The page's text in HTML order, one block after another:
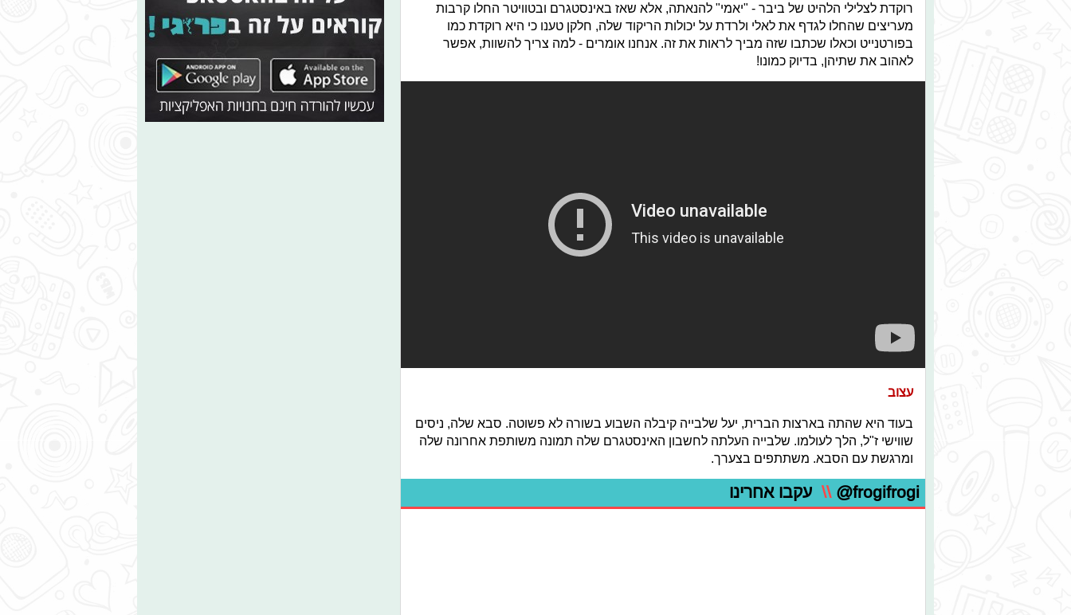
רוקדת לצלילי הלהיט של ביבר - "יאמי" להנאתה, אלא שאז באינסטגרם ובטוויטר החלו קרבות
מעריצים שהחלו לגדף את לאלי ולרדת על יכולות הריקוד שלה, חלקן טענו כי היא רוקדת כמו
בפורטנייט וכאלו שכתבו שזה מביך לראות את זה. אנחנו אומרים - למה צריך להשוות, אפשר
לאהוב את שתיהן, בדיוק כמונו!
עצוב
בעוד היא שהתה בארצות הברית, יעל שלבייה קיבלה השבוע בשורה לא פשוטה. סבא שלה, ניסים
שווישי ז"ל, הלך לעולמו. שלבייה העלתה לחשבון האינסטגרם שלה תמונה משותפת אחרונה שלה
ומרגשת עם הסבא. משתתפים בצערך.
@frogifrogi
\\ עקבו אחרינו